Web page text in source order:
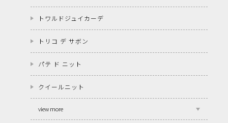
トワルドジュイカーデ
トリコ デ サボン
パテ ド ニット
クイールニット
view more